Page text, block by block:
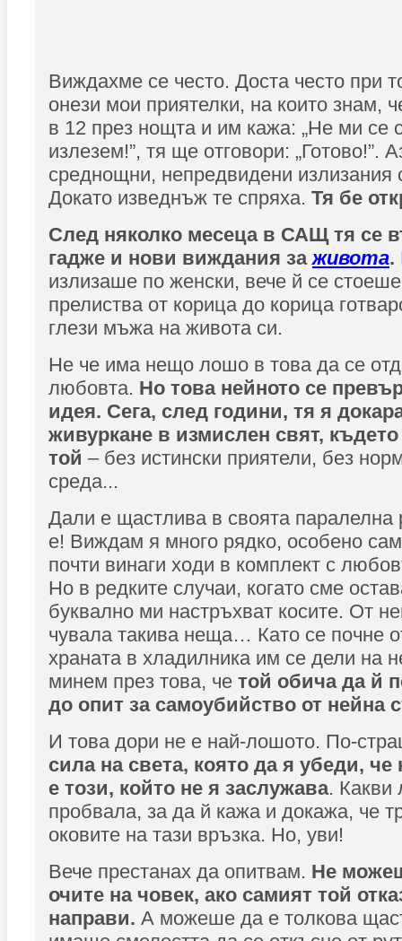
Виждахме се често. Доста често при
онези мои приятелки, на които знам,
в 12 през нощта и им кажа: „Не ми се
излезем!”, тя ще отговори: „Готово!”.
среднощни, непредвидени излизания
Докато изведнъж те спряха. Тя бе
След няколко месеца в САЩ тя се
гадже и нови виждания заживота.
излизаше по женски, вече й се
прелиства от корица до корица
глези мъжа на живота си.
Не че има нещо лошо в това да се
любовта. Но това нейното се
идея. Сега, след години, тя я
живуркане в измислен свят,
той – без истински приятели, без
среда...
Дали е щастлива в своята паралелна
е! Виждам я много рядко, особено
почти винаги ходи в комплект с
Но в редките случаи, когато сме
буквално ми настръхват косите. От
чувала такива неща… Като се почне
храната в хладилника им се дели на
минем през това, че той обича да й
до опит за самоубийство от нейна
И това дори не е най-лошото. По-
сила на света, която да я убеди, че
е този, който не я заслужава. Какви
пробвала, за да й кажа и докажа, че
оковите на тази връзка. Но, уви!
Вече престанах да опитвам. Не
очите на човек, ако самият той
направи. А можеше да е толкова